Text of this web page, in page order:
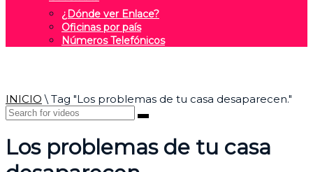
¿Dónde ver Enlace?
Oficinas por país
Números Telefónicos
INICIO \ Tag "Los problemas de tu casa desaparecen."
Los problemas de tu casa